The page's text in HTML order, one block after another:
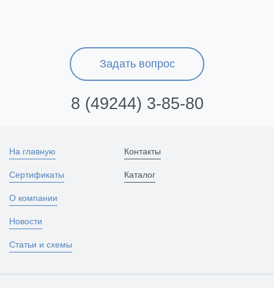
Задать вопрос
8 (49244) 3-85-80
На главную
Сертификаты
О компании
Новости
Статьи и схемы
Контакты
Каталог